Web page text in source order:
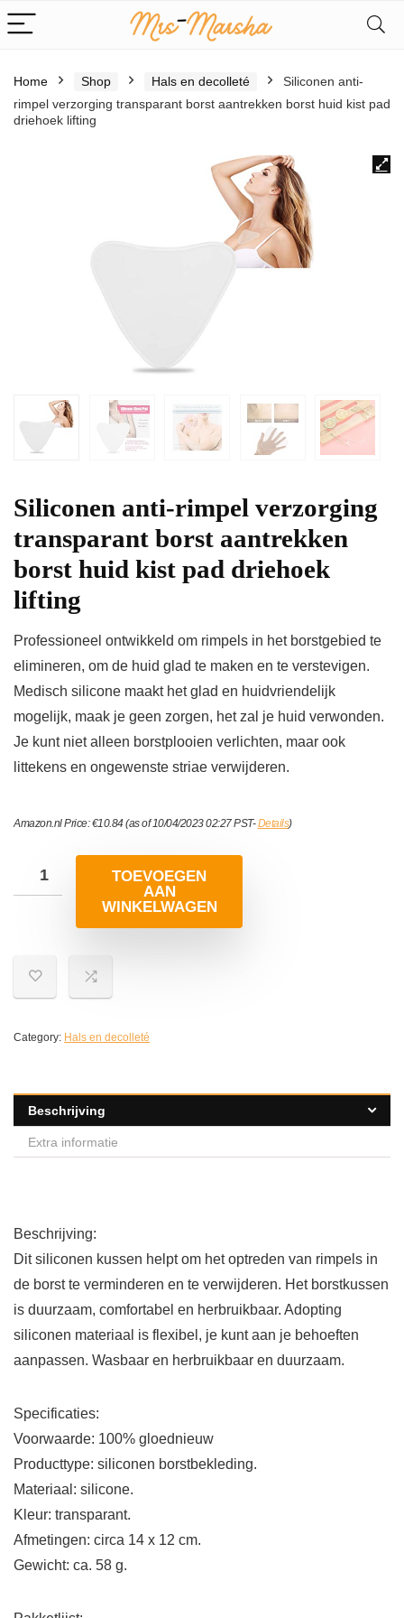
Home Shop Hals en decolleté
Siliconen anti-
rimpel verzorging transparant borst aantrekken borst huid kist pad
driehoek lifting
Siliconen anti-rimpel verzorging
transparant borst aantrekken
borst huid kist pad driehoek
lifting
Professioneel ontwikkeld om rimpels in het borstgebied te
elimineren, om de huid glad te maken en te verstevigen.
Medisch silicone maakt het glad en huidvriendelijk
mogelijk, maak je geen zorgen, het zal je huid verwonden.
Je kunt niet alleen borstplooien verlichten, maar ook
littekens en ongewenste striae verwijderen.
Amazon.nl Price:€10.84(as of 10/04/2023 02:27 PST-Details)
TOEVOEGEN
AAN
WINKELWAGEN
Category: Hals en decolleté
Beschrijving
Extra informatie
Beschrijving:
Dit siliconen kussen helpt om het optreden van rimpels in
de borst te verminderen en te verwijderen. Het borstkussen
is duurzaam, comfortabel en herbruikbaar. Adopting
siliconen materiaal is flexibel, je kunt aan je behoeften
aanpassen. Wasbaar en herbruikbaar en duurzaam.
Specificaties:
Voorwaarde: 100% gloednieuw
Producttype: siliconen borstbekleding.
Materiaal: silicone.
Kleur: transparant.
Afmetingen: circa 14 x 12 cm.
Gewicht: ca. 58 g.